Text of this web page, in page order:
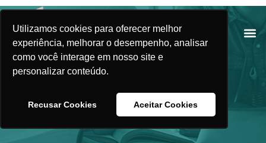
Utilizamos cookies para oferecer melhor
experiência, melhorar o desempenho, analisar
como você interage em nosso site e
personalizar conteúdo.
Recusar Cookies Aceitar Cookies
Banco de Práticas